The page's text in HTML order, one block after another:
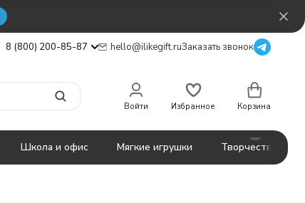
8 (800) 200-85-87 hello@ilikegift.ruЗаказать звонок
Войти Избранное Корзина
Школа и офис Мягкие игрушки Творчество